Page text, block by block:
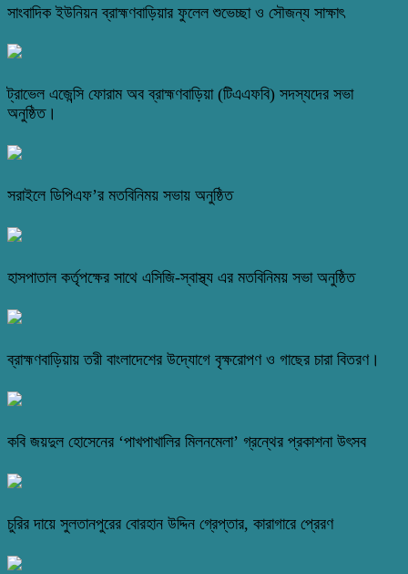
সাংবাদিক ইউনিয়ন ব্রাহ্মণবাড়িয়ার ফুলেল শুভেচ্ছা ও সৌজন্য সাক্ষাৎ
ট্রাভেল এজেন্সি ফোরাম অব ব্রাহ্মণবাড়িয়া (টিএএফবি) সদস্যদের সভা
অনুষ্ঠিত।
সরাইলে ডিপিএফ’র মতবিনিময় সভায় অনুষ্ঠিত
হাসপাতাল কর্তৃপক্ষের সাথে এসিজি-স্বাস্থ্য এর মতবিনিময় সভা অনুষ্ঠিত
ব্রাহ্মণবাড়িয়ায় তরী বাংলাদেশের উদ্যোগে বৃক্ষরোপণ ও গাছের চারা বিতরণ।
কবি জয়দুল হোসেনের ‘পাখপাখালির মিলনমেলা’ গ্রন্থের প্রকাশনা উৎসব
চুরির দায়ে সুলতানপুরের বোরহান উদ্দিন গ্রেপ্তার, কারাগারে প্রেরণ